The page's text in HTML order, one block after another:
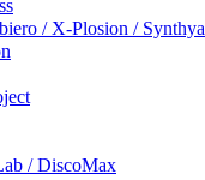
/ X-Plosion / Synthya
/ DiscoMax